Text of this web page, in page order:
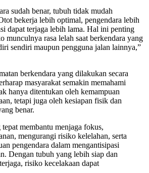
sudah benar, tubuh tidak mudah
bekerja lebih optimal, pengendara lebih
dapat terjaga lebih lama. Hal ini penting
munculnya rasa lelah saat berkendara yang
sendiri maupun pengguna jalan lainnya,”
berkendara yang dilakukan secara
masyarakat semakin memahami
hanya ditentukan oleh kemampuan
tetapi juga oleh kesiapan fisik dan
benar.
membantu menjaga fokus,
mengurangi risiko kelelahan, serta
pengendara dalam mengantisipasi
Dengan tubuh yang lebih siap dan
risiko kecelakaan dapat